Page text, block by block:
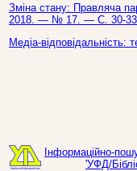
Зміна стану: Правляча
2018. — № 17. — С. 30-33.
Медіа-
Інформаційно-
'УФД/